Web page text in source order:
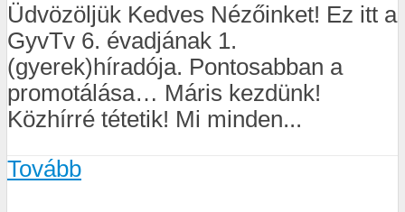
Üdvözöljük Kedves Nézőinket! Ez itt a
GyvTv 6. évadjának 1.
(gyerek)híradója. Pontosabban a
promotálása… Máris kezdünk!
Közhírré tétetik! Mi minden...
Tovább